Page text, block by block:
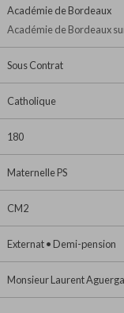
Académie de Bordeaux
Académie de Bordeaux
Sous Contrat
Catholique
180
Maternelle PS
CM2
Externat • Demi-pension
Monsieur Laurent